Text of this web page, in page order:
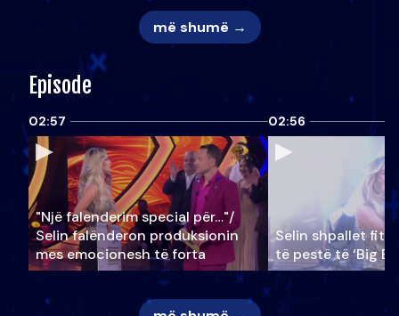
më shumë →
Episode
02:57
"Një falenderim special për…"/
Selin falënderon produksionin
mes emocionesh të forta
02:56
Selin shpallet
të pestë të ‘Big